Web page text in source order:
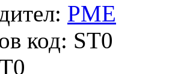
PME
код: ST0